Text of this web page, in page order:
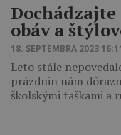
Dochádzajte
obáv a
18. SEPTEMBRA 2023
Leto stále
prázdnin nám
školskými taškami a